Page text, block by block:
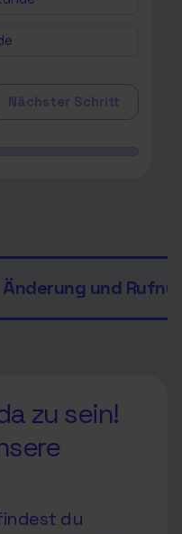
Nächster Schritt
Änderung und
zu sein!
du